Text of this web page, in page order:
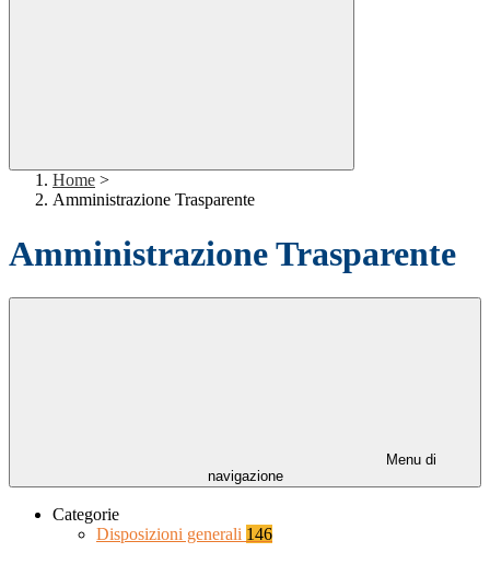
Home >
Amministrazione Trasparente
Amministrazione Trasparente
Menu di
navigazione
Categorie
Disposizioni generali 146